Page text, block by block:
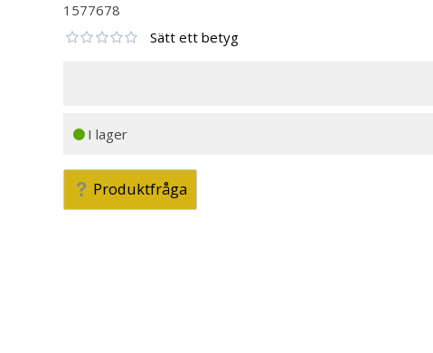
1577678
Sätt ett betyg
I lager
Produktfråga